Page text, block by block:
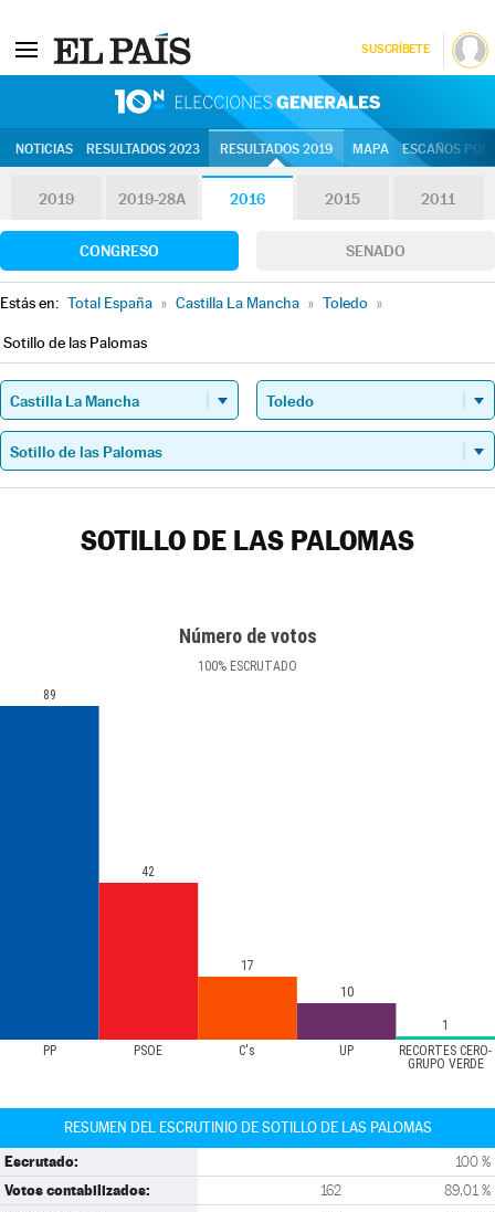
SUSCRÍBETE
NOTICIAS RESULTADOS 2023 RESULTADOS 2019 MAPA ESCAÑOS
2019 2019-28A 2016 2015 2011
CONGRESO SENADO
Estás en: Total España » Castilla La Mancha » Toledo »
Sotillo de las Palomas
SOTILLO DE LAS PALOMAS
Número de votos
100% ESCRUTADO
PP PSOE C's UP
RECORTES CERO-
GRUPO VERDE
89
42
17
10
1
RESUMEN DEL ESCRUTINIO DE SOTILLO DE LAS PALOMAS
Escrutado: 100 %
Votos contabilizados: 162 89,01 %